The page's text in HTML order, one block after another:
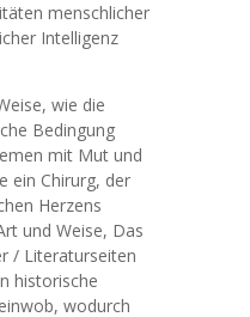
menschlicher
Intelligenz
wie die
Bedingung
mit Mut und
ein Chirurg, der
Herzens
und Weise, Das
/ Literaturseiten
historische
wodurch